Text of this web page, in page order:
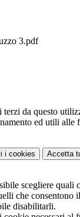
3.pdf
terzi da questo
ed utili alle
i cookies Accetta
scegliere quali
che consentono
disabilitarli.